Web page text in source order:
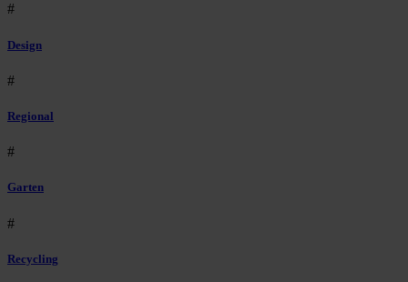
#
Design
#
Regional
#
Garten
#
Recycling